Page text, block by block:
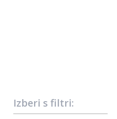
Izberi s filtri: